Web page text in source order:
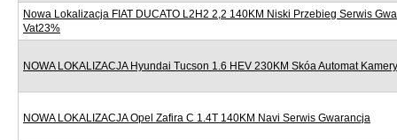
Nowa Lokalizacja FIAT DUCATO L2H2 2,2 140KM Niski Przebieg Serwis
Vat23%
NOWA LOKALIZACJA Hyundai Tucson 1.6 HEV 230KM Skóa Automat
NOWA LOKALIZACJA Opel Zafira C 1.4T 140KM Navi Serwis Gwarancja